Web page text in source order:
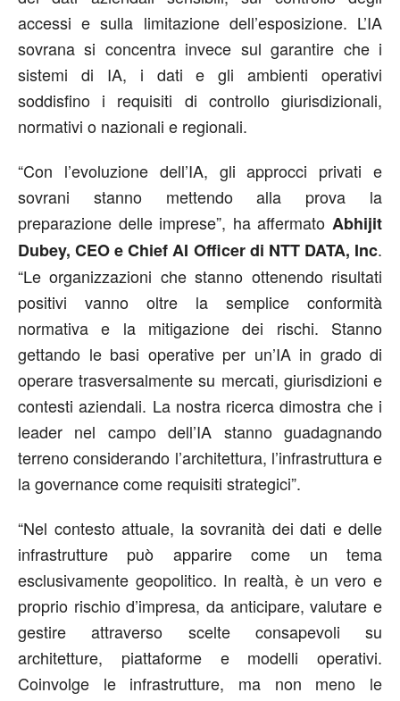
accessi e sulla limitazione dell’esposizione. L’IA
sovrana si concentra invece sul garantire che i
sistemi di IA, i dati e gli ambienti operativi
soddisfino i requisiti di controllo giurisdizionali,
normativi o nazionali e regionali.
“Con l’evoluzione dell’IA, gli approcci privati e
sovrani stanno mettendo alla prova la
preparazione delle imprese”, ha affermato Abhijit
Dubey, CEO e Chief AI Officer di NTT DATA, Inc.
“Le organizzazioni che stanno ottenendo risultati
positivi vanno oltre la semplice conformità
normativa e la mitigazione dei rischi. Stanno
gettando le basi operative per un’IA in grado di
operare trasversalmente su mercati, giurisdizioni e
contesti aziendali. La nostra ricerca dimostra che i
leader nel campo dell’IA stanno guadagnando
terreno considerando l’architettura, l’infrastruttura e
la governance come requisiti strategici”.
“Nel contesto attuale, la sovranità dei dati e delle
infrastrutture può apparire come un tema
esclusivamente geopolitico. In realtà, è un vero e
proprio rischio d’impresa, da anticipare, valutare e
gestire attraverso scelte consapevoli su
architetture, piattaforme e modelli operativi.
Coinvolge le infrastrutture, ma non meno le